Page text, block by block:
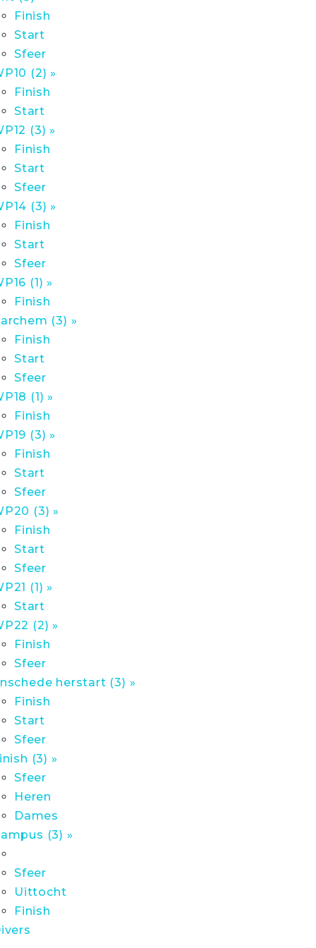
Finish
Start
Sfeer
(2) »
Finish
Start
(3) »
Finish
Start
Sfeer
(3) »
Finish
Start
Sfeer
(1) »
Finish
(3) »
Finish
Start
Sfeer
(1) »
Finish
(3) »
Finish
Start
Sfeer
(3) »
Finish
Start
Sfeer
(1) »
Start
(2) »
Finish
Sfeer
herstart (3) »
Finish
Start
Sfeer
(3) »
Sfeer
Heren
Dames
(3) »
Sfeer
Uittocht
Finish